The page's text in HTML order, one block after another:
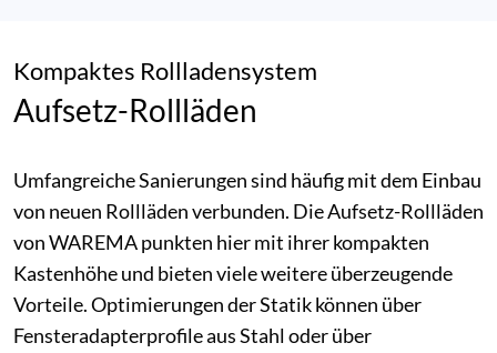
Kompaktes Rollladensystem
Aufsetz-Rollläden
Umfangreiche Sanierungen sind häufig mit dem Einbau
von neuen Rollläden verbunden. Die Aufsetz-Rollläden
von WAREMA punkten hier mit ihrer kompakten
Kastenhöhe und bieten viele weitere überzeugende
Vorteile. Optimierungen der Statik können über
Fensteradapterprofile aus Stahl oder über